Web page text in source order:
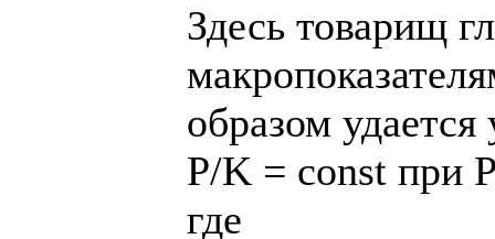
Здесь товарищ
образом
P/K = const при
где